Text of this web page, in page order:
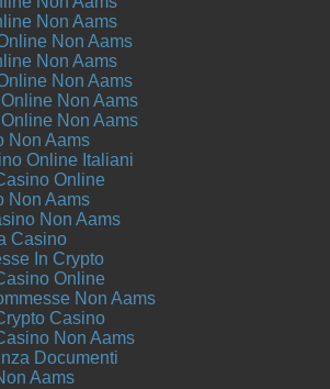
Non Aams
Non Aams
Non Aams
Non Aams
Non Aams
Non Aams
Non Aams
Online Italiani
Online
Non Aams
Non Aams
Casino
In Crypto
Online
Non Aams
Casino
Non Aams
Documenti
Aams